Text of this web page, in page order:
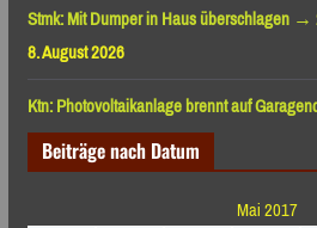
Stmk: Mit Dumper in Haus überschlagen
8. August 2026
Ktn: Photovoltaikanlage brennt auf
Beiträge nach Datum
Mai 2017